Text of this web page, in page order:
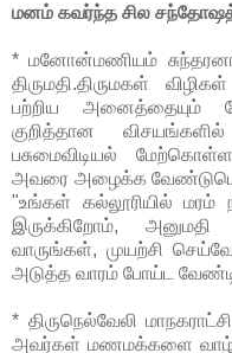
மனம் கவர்ந்த சில
* மனோன்மணியம்
திருமதி.திருமகள்
பற்றிய அனைத்தையும்
குறித்தான
பசுமைவிடியல்
அவரை அழைக்க
"உங்கள் கல்லூரியில்
இருக்கிறோம், அனுமதி
வாருங்கள், முயற்சி
அடுத்த வாரம் போய்ட
* திருநெல்வேலி
அவர்கள் மணமக்களை